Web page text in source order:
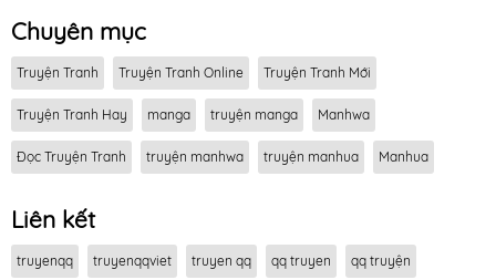
Chuyên mục
Truyện Tranh Truyện Tranh Online Truyện Tranh Mới
Truyện Tranh Hay manga truyện manga Manhwa
Đọc Truyện Tranh truyện manhwa truyện manhua Manhua
Liên kết
truyenqq truyenqqviet truyen qq qq truyen qq truyện